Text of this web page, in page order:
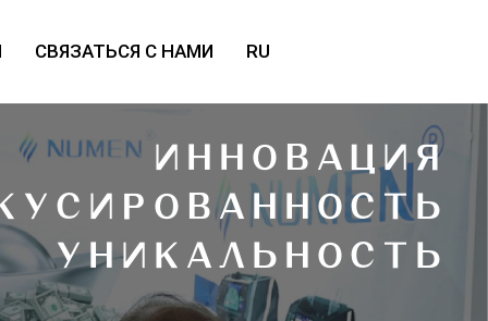
СВЯЗАТЬСЯ С НАМИ RU
ИННОВАЦИЯ
УНИКАЛЬНОСТЬ